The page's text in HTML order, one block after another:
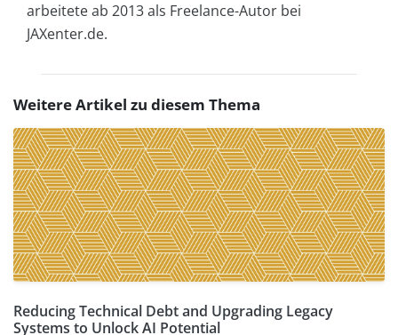
arbeitete ab 2013 als Freelance-Autor bei
JAXenter.de.
Weitere Artikel zu diesem Thema
Reducing Technical Debt and Upgrading Legacy
Systems to Unlock AI Potential